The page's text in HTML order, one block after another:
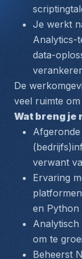
Je werkt
Analytics-
data-
De
veel ruimte
Wat breng je
verwant
Ervaring
en Python
om te
Beheerst